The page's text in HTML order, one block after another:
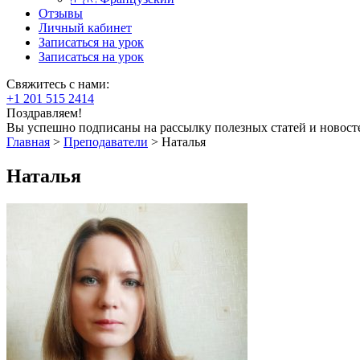
Отзывы
Личный кабинет
Записаться на урок
Записаться на урок
Свяжитесь с нами:
+1 201 515 2414
Поздравляем!
Вы успешно подписаны на рассылку полезных статей и
Главная > Преподаватели > Наталья
Наталья